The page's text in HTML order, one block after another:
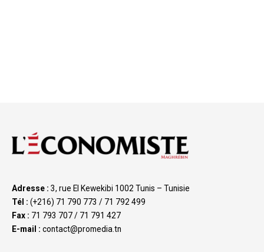
Adresse : 3, rue El Kewekibi 1002 Tunis – Tunisie
Tél : (+216) 71 790 773 / 71 792 499
Fax : 71 793 707 / 71 791 427
E-mail : contact@promedia.tn